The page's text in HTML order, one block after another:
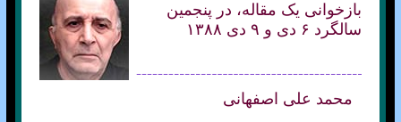
بازخوانی يک مقاله، در پنجمين
سالگرد ۶ دی و ۹ دی ۱۳۸۸
محمد علی اصفهانی